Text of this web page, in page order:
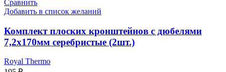
Сравнить
Добавить в список желаний
Комплект плоских кронштейнов с дюбелями
7,2х170мм серебристые (2шт.)
Royal Thermo